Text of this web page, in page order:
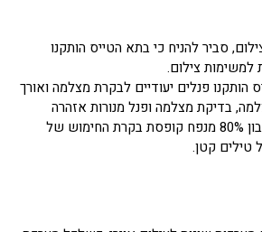
סביר להניח כי בתא הטייס הותקנו
למשימות צילום.
הותקנו פנלים יעודיים לבקרת מצלמה ואורך
בדיקת מצלמה ופנל מנורות אזהרה
למצלמה,כל זאת על חשבון 80% מנפח קופסת בקרת החימוש של
טילים קטן.